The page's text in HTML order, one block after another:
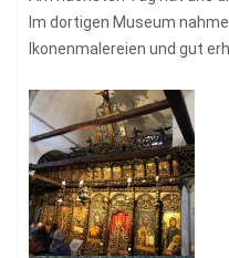
Im dortigen Museum
Ikonenmalereien und gut